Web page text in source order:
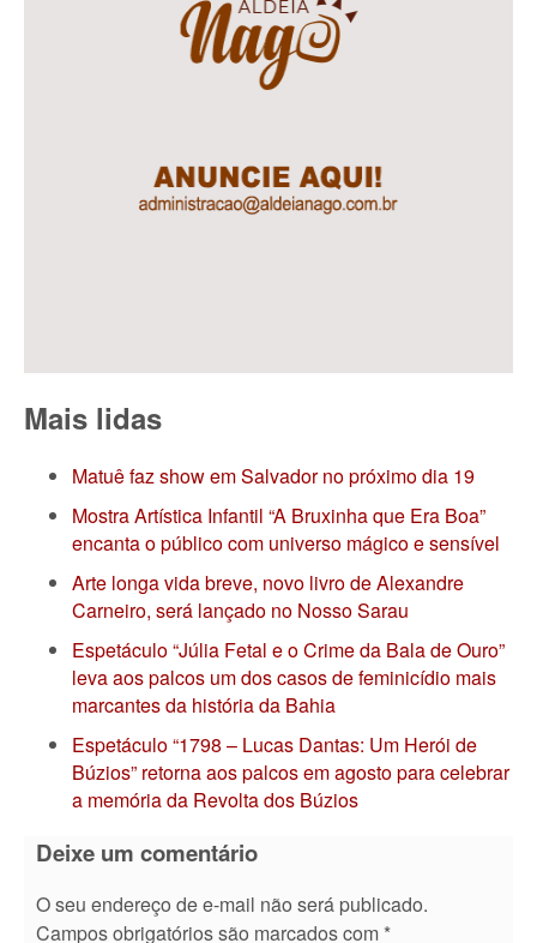
Mais lidas
Matuê faz show em Salvador no próximo dia 19
Mostra Artística Infantil “A Bruxinha que Era Boa”
encanta o público com universo mágico e sensível
Arte longa vida breve, novo livro de Alexandre
Carneiro, será lançado no Nosso Sarau
Espetáculo “Júlia Fetal e o Crime da Bala de Ouro”
leva aos palcos um dos casos de feminicídio mais
marcantes da história da Bahia
Espetáculo “1798 – Lucas Dantas: Um Herói de
Búzios” retorna aos palcos em agosto para celebrar
a memória da Revolta dos Búzios
Deixe um comentário
O seu endereço de e-mail não será publicado.
Campos obrigatórios são marcados com *